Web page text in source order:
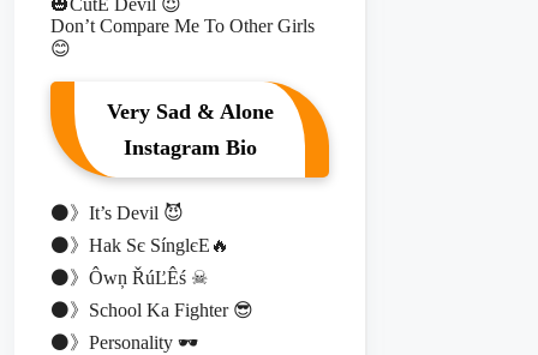
🎃CutE Devil 😈
Don’t Compare Me To Other Girls
😊
Very Sad & Alone
Instagram Bio
⚫》It’s Devil 😈
⚫》Hak Sє SínglєE🔥
⚫》Ôwņ ŘúĽÊś ☠
⚫》School Ka Fighter 😎
⚫》Personality 🕶️